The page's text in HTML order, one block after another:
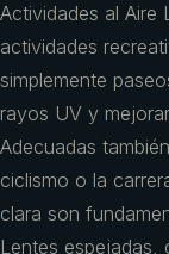
Actividades al Aire
actividades
simplemente
rayos UV y
Adecuadas
ciclismo o la
clara son
Lentes